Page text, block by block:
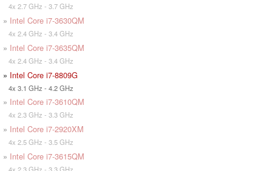
4x 2.7 GHz - 3.7 GHz
» Intel Core i7-3630QM
4x 2.4 GHz - 3.4 GHz
» Intel Core i7-3635QM
4x 2.4 GHz - 3.4 GHz
» Intel Core i7-8809G
4x 3.1 GHz - 4.2 GHz
» Intel Core i7-3610QM
4x 2.3 GHz - 3.3 GHz
» Intel Core i7-2920XM
4x 2.5 GHz - 3.5 GHz
» Intel Core i7-3615QM
4x 2.3 GHz - 3.3 GHz